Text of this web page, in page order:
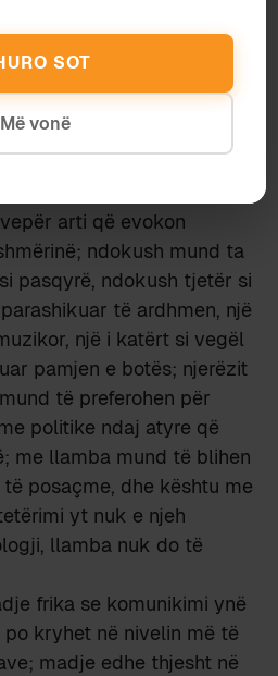
për domethënien dhe
fatale sa ç’është fatale
largimi nga kolonia;
çmontimi nga
tej mund të adhurohet
arti që evokon
ndokush mund ta
pasqyrë, ndokush tjetër si
të ardhmen, një
një i katërt si vegël
pamjen e botës; njerëzit
të preferohen për
politike ndaj atyre që
me llamba mund të blihen
posaçme, dhe kështu me
yt nuk e njeh
llamba nuk do të
frika se komunikimi ynë
kryhet në nivelin më të
madje edhe thjesht në
SOT
Më vonë